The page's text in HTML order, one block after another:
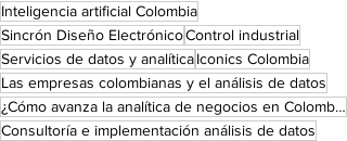
Inteligencia artificial Colombia
Sincrón Diseño ElectrónicoControl industrial
Servicios de datos y analíticaIconics Colombia
Las empresas colombianas y el análisis de datos
¿Cómo avanza la analítica de negocios en Colombia?
Consultoría e implementación análisis de datos